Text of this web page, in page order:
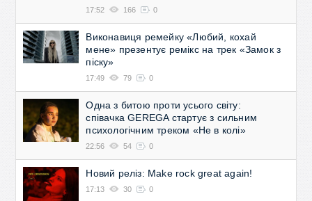
17:52 166 0
Виконавиця ремейку «Любий, кохай
мене» презентує ремікс на трек «Замок з
піску»
17:49 79 0
Одна з битою проти усього світу:
співачка GEREGA стартує з сильним
психологічним треком «Не в колі»
22:56 54 0
Новий реліз: Make rock great again!
17:13 30 0